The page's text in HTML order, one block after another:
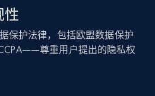
enriched dataset
code lc, Locations
in linkedin lc, About
性
保护法律，包括欧盟数据保护
尊重用户提出的隐私权